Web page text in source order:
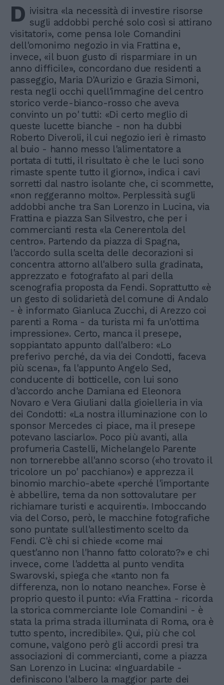
D ivisitra «la necessità di investire risorse
sugli addobbi perché solo così si attirano
visitatori», come pensa Iole Comandini
dell'omonimo negozio in via Frattina e,
invece, «il buon gusto di risparmiare in un
anno difficile», concordano due residenti a
passeggio, Maria D'Aurizio e Grazia Simoni,
resta negli occhi quell'immagine del centro
storico verde-bianco-rosso che aveva
convinto un po' tutti: «Di certo meglio di
queste lucette bianche - non ha dubbi
Roberto Diveroli, il cui negozio ieri è rimasto
al buio - hanno messo l'alimentatore a
portata di tutti, il risultato è che le luci sono
rimaste spente tutto il giorno», indica i cavi
sorretti dal nastro isolante che, ci scommette,
«non reggeranno molto». Perplessità sugli
addobbi anche tra San Lorenzo in Lucina, via
Frattina e piazza San Silvestro, che per i
commercianti resta «la Cenerentola del
centro». Partendo da piazza di Spagna,
l'accordo sulla scelta delle decorazioni si
concentra attorno all'albero sulla gradinata,
apprezzato e fotografato al pari della
scenografia proposta da Fendi. Soprattutto «è
un gesto di solidarietà del comune di Andalo
- è informato Gianluca Zucchi, di Arezzo coi
parenti a Roma - da turista mi fa un'ottima
impressione». Certo, manca il presepe,
soppiantato appunto dall'albero: «Lo
preferivo perché, da via dei Condotti, faceva
più scena», fa l'appunto Angelo Sed,
conducente di botticelle, con lui sono
d'accordo anche Damiana ed Eleonora
Novaro e Vera Giuliani dalla gioielleria in via
dei Condotti: «La nostra illuminazione con lo
sponsor Mercedes ci piace, ma il presepe
potevano lasciarlo». Poco più avanti, alla
profumeria Castelli, Michelangelo Parente
non tornerebbe all'anno scorso («ho trovato il
tricolore un po' pacchiano») e apprezza il
binomio marchio-abete «perché l'importante
è abbellire, tema da non sottovalutare per
richiamare turisti e acquirenti». Imboccando
via del Corso, però, le macchine fotografiche
sono puntate sull'allestimento scelto da
Fendi. C'è chi si chiede «come mai
quest'anno non l'hanno fatto colorato?» e chi
invece, come l'addetta al punto vendita
Swarovski, spiega che «tanto non fa
differenza, non lo notano neanche». Forse è
proprio questo il punto: «Via Frattina - ricorda
la storica commerciante Iole Comandini - è
stata la prima strada illuminata di Roma, ora è
tutto spento, incredibile». Qui, più che col
comune, valgono però gli accordi presi tra
associazioni di commercianti, come a piazza
San Lorenzo in Lucina: «Inguardabile -
definiscono l'albero la maggior parte dei